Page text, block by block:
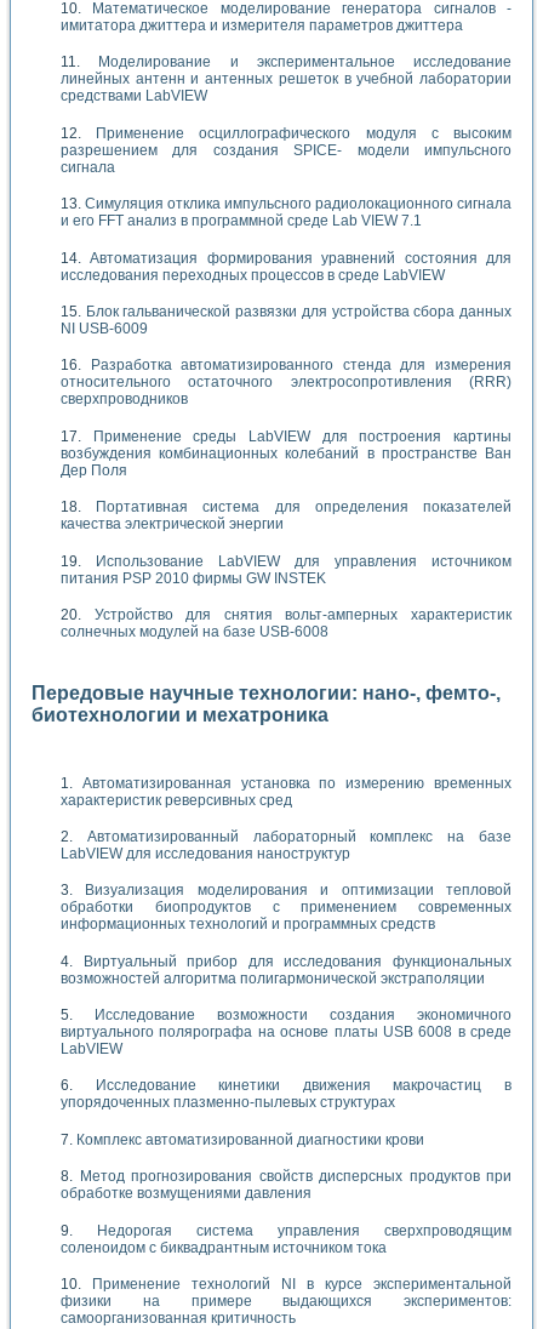
Математическое моделирование генератора сигналов -
имитатора джиттера и измерителя параметров джиттера
Моделирование и экспериментальное исследование
линейных антенн и антенных решеток в учебной лаборатории
средствами LabVIEW
Применение осциллографического модуля с высоким
разрешением для создания SPICE- модели импульсного
сигнала
Симуляция отклика импульсного радиолокационного сигнала
и его FFT анализ в программной среде Lab VIEW 7.1
Автоматизация формирования уравнений состояния для
исследования переходных процессов в среде LabVIEW
Блок гальванической развязки для устройства сбора данных
NI USB-6009
Разработка автоматизированного стенда для измерения
относительного остаточного электросопротивления (RRR)
сверхпроводников
Применение среды LabVIEW для построения картины
возбуждения комбинационных колебаний в пространстве Ван
Дер Поля
Портативная система для определения показателей
качества электрической энергии
Использование LabVIEW для управления источником
питания PSP 2010 фирмы GW INSTEK
Устройство для снятия вольт-амперных характеристик
солнечных модулей на базе USB-6008
Передовые научные технологии: нано-, фемто-,
биотехнологии и мехатроника
Автоматизированная установка по измерению временных
характеристик реверсивных сред
Автоматизированный лабораторный комплекс на базе
LabVIEW для исследования наноструктур
Визуализация моделирования и оптимизации тепловой
обработки биопродуктов с применением современных
информационных технологий и программных средств
Виртуальный прибор для исследования функциональных
возможностей алгоритма полигармонической экстраполяции
Исследование возможности создания экономичного
виртуального полярографа на основе платы USB 6008 в среде
LabVIEW
Исследование кинетики движения макрочастиц в
упорядоченных плазменно-пылевых структурах
Комплекс автоматизированной диагностики крови
Метод прогнозирования свойств дисперсных продуктов при
обработке возмущениями давления
Недорогая система управления сверхпроводящим
соленоидом с биквадрантным источником тока
Применение технологий NI в курсе экспериментальной
физики на примере выдающихся экспериментов:
самоорганизованная критичность